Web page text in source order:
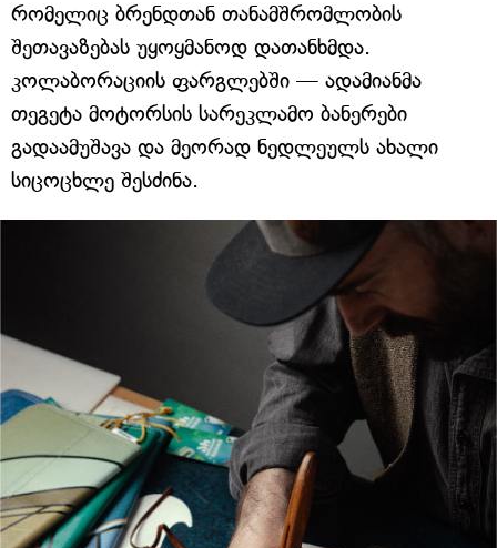
რომელიც ბრენდთან თანამშრომლობის
შეთავაზებას უყოყმანოდ დათანხმდა.
კოლაბორაციის ფარგლებში — ადამიანმა
თეგეტა მოტორსის სარეკლამო ბანერები
გადაამუშავა და მეორად ნედლეულს ახალი
სიცოცხლე შესძინა.